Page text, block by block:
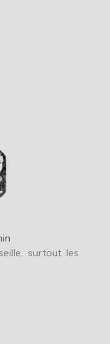
surtout les